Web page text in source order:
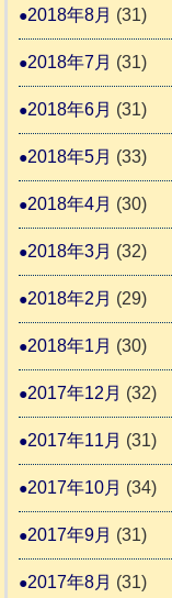
2018年8月 (31)
2018年7月 (31)
2018年6月 (31)
2018年5月 (33)
2018年4月 (30)
2018年3月 (32)
2018年2月 (29)
2018年1月 (30)
2017年12月 (32)
2017年11月 (31)
2017年10月 (34)
2017年9月 (31)
2017年8月 (31)